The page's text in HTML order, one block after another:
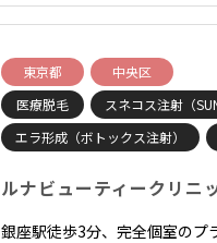
東京都
中央区
医療脱毛
スネコス注射（
エラ形成（ボトックス注射）
ルナビューティークリニ
銀座駅徒歩3分、完全個室の